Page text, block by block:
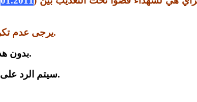
يرجى عدم تكرار النموذج بحال تم الإرسال سابقًا.
بدون هذه البيانات لا يمكننا الرد والتواصل معكم.
سيتم الرد على جميع النماذج خلال الأيام القليلة القادمة.